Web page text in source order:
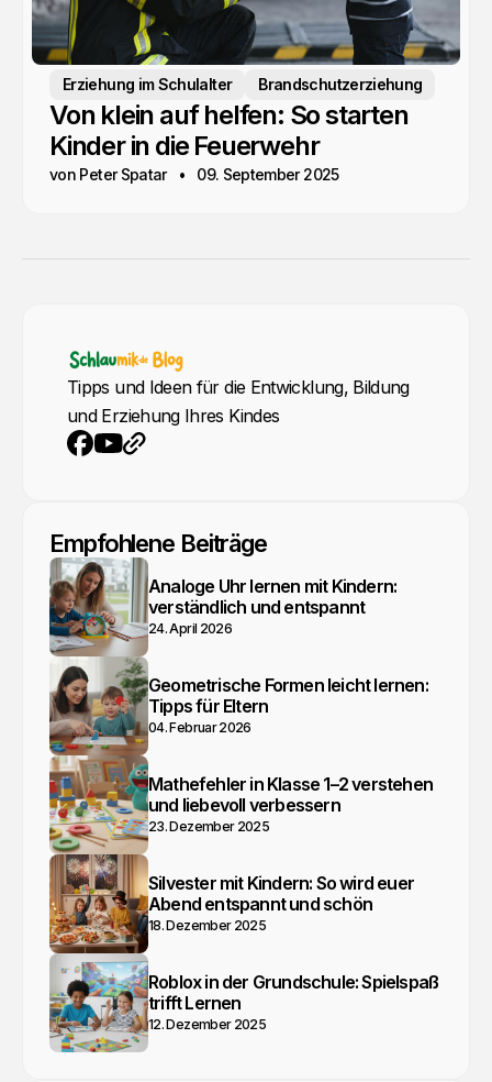
Erziehung im Schulalter Brandschutzerziehung
Von klein auf helfen: So starten
Kinder in die Feuerwehr
von Peter Spatar 09. September 2025
Tipps und Ideen für die Entwicklung, Bildung
und Erziehung Ihres Kindes
Empfohlene Beiträge
Analoge Uhr lernen mit Kindern:
verständlich und entspannt
24. April 2026
Geometrische Formen leicht lernen:
Tipps für Eltern
04. Februar 2026
Mathefehler in Klasse 1–2 verstehen
und liebevoll verbessern
23. Dezember 2025
Silvester mit Kindern: So wird euer
Abend entspannt und schön
18. Dezember 2025
Roblox in der Grundschule: Spielspaß
trifft Lernen
12. Dezember 2025